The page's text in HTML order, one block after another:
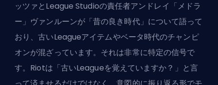
ッツァとLeague Studioの責任者アンドレイ「メドラ
ー」ヴァンルーンが「昔の良き時代」について語って
おり、古いLeagueアイテムやベータ時代のチャンピ
オンが混ざっています。それは非常に特定の信号で
す。Riotは「古いLeagueを覚えていますか？」と言